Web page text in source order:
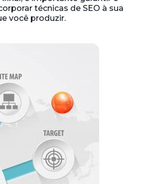
técnicas de SEO à sua
você produzir.